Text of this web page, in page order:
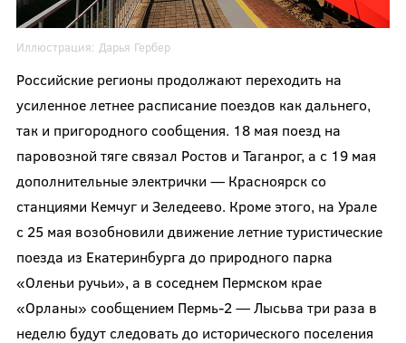
Иллюстрация: Дарья Гербер
Российские регионы продолжают переходить на
усиленное летнее расписание поездов как дальнего,
так и пригородного сообщения. 18 мая поезд на
паровозной тяге связал Ростов и Таганрог, а с 19 мая
дополнительные электрички — Красноярск со
станциями Кемчуг и Зеледеево. Кроме этого, на Урале
с 25 мая возобновили движение летние туристические
поезда из Екатеринбурга до природного парка
«Оленьи ручьи», а в соседнем Пермском крае
«Орланы» сообщением Пермь-2 — Лысьва три раза в
неделю будут следовать до исторического поселения